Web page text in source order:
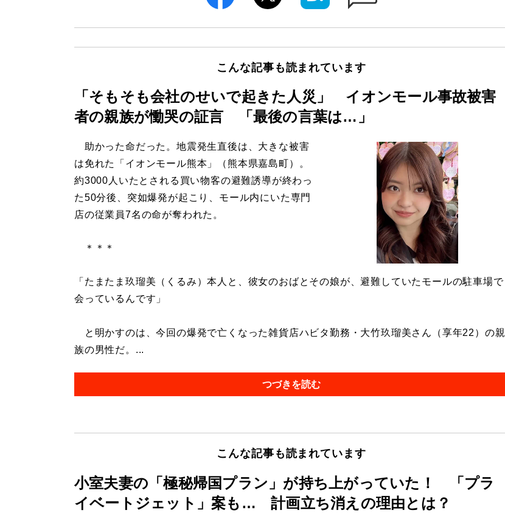
こんな記事も読まれています
「そもそも会社のせいで起きた人災」 イオンモール事故被害
者の親族が慟哭の証言 「最後の言葉は…」
助かった命だった。地震発生直後は、大きな被害
は免れた「イオンモール熊本」（熊本県嘉島町）。
約3000人いたとされる買い物客の避難誘導が終わっ
た50分後、突如爆発が起こり、モール内にいた専門
店の従業員7名の命が奪われた。
＊＊＊
「たまたま玖瑠美（くるみ）本人と、彼女のおばとその娘が、避難していたモールの駐車場で
会っているんです」
と明かすのは、今回の爆発で亡くなった雑貨店ハビタ勤務・大竹玖瑠美さん（享年22）の親
族の男性だ。...
つづきを読む
こんな記事も読まれています
小室夫妻の「極秘帰国プラン」が持ち上がっていた！ 「プラ
イベートジェット」案も… 計画立ち消えの理由とは？